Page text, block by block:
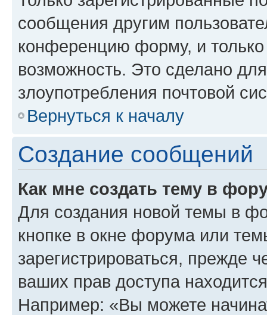
сообщения другим
конференцию форму, и
возможность. Это сделано
злоупотребления почтовой
Вернуться к началу
Создание сообщений
Как мне создать тему в
Для создания новой темы в
кнопке в окне форума или
зарегистрироваться, прежде
ваших прав доступа
Например: «Вы можете